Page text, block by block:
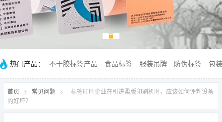
热门产品： 不干胶标签产品 食品标签 服装吊牌 防伪标签 包
首页 > 常见问题 >
标签印刷企业在引进柔版印刷机时，应该如何评判设备
的好坏？